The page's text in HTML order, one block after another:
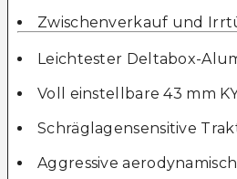
Zwischenverkauf und
Leichtester Deltabox-
Voll einstellbare 43 mm
Schräglagensensitive
Aggressive